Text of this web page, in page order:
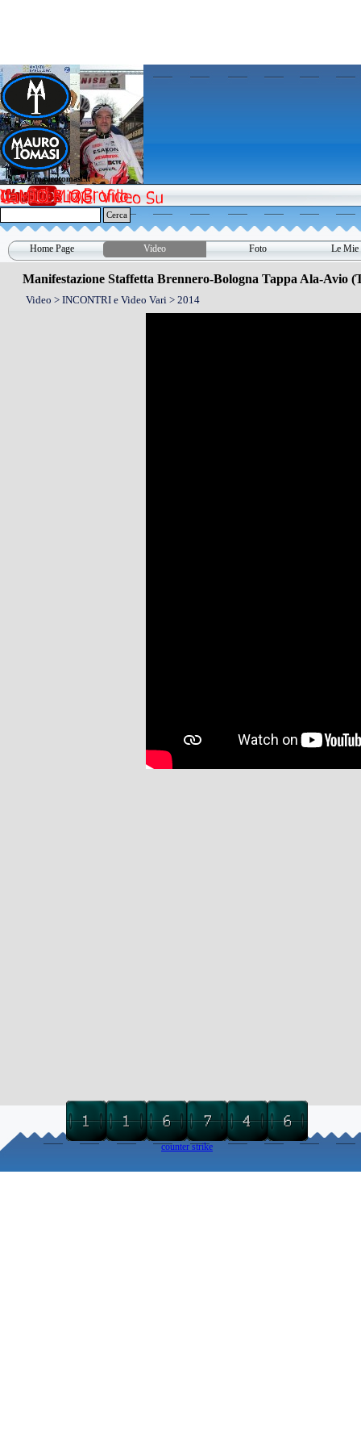
www.maurotomasi.it
www.maurotomasi.it
Cerca
Home Page Video ▼
Foto Le Mie
Manifestazione Staffetta Brennero-Bologna Tappa Ala-Avio
Video > INCONTRI e Video Vari > 2014
counter strike